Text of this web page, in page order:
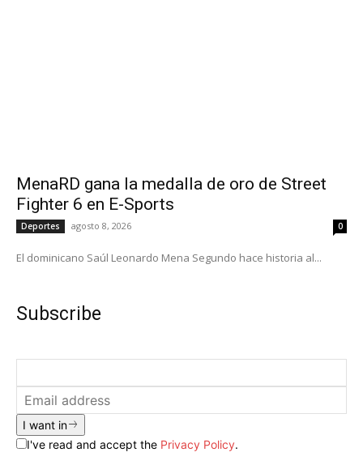
MenaRD gana la medalla de oro de Street
Fighter 6 en E-Sports
Deportes agosto 8, 2026 0
El dominicano Saúl Leonardo Mena Segundo hace historia al...
Subscribe
I want in
I've read and accept the Privacy Policy.